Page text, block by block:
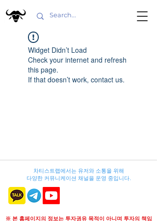
Widget Didn’t Load
Check your internet and refresh
this page.
If that doesn’t work, contact us.
차티스트랩에서는 유저와 소통을 위해
다양한 커뮤니케이션 채널을 운영 중입니다.
※ 본 홈페이지의 정보는 투자권유 목적이 아니며 투자의 책임